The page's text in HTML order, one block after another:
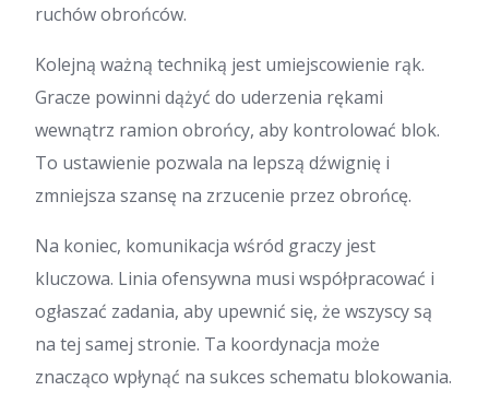
ruchów obrońców.
Kolejną ważną techniką jest umiejscowienie rąk.
Gracze powinni dążyć do uderzenia rękami
wewnątrz ramion obrońcy, aby kontrolować blok.
To ustawienie pozwala na lepszą dźwignię i
zmniejsza szansę na zrzucenie przez obrońcę.
Na koniec, komunikacja wśród graczy jest
kluczowa. Linia ofensywna musi współpracować i
ogłaszać zadania, aby upewnić się, że wszyscy są
na tej samej stronie. Ta koordynacja może
znacząco wpłynąć na sukces schematu blokowania.